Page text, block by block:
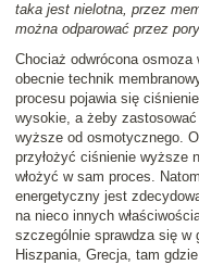
taka jest nielotna, przez
można odparować przez
Chociaż odwrócona osmoza
obecnie technik
procesu pojawia się
wysokie, a żeby
wyższe od osmotycznego.
przyłożyć ciśnienie wyższe
włożyć w sam proces.
energetyczny jest
na nieco innych
szczególnie sprawdza się w
Hiszpania, Grecja, tam